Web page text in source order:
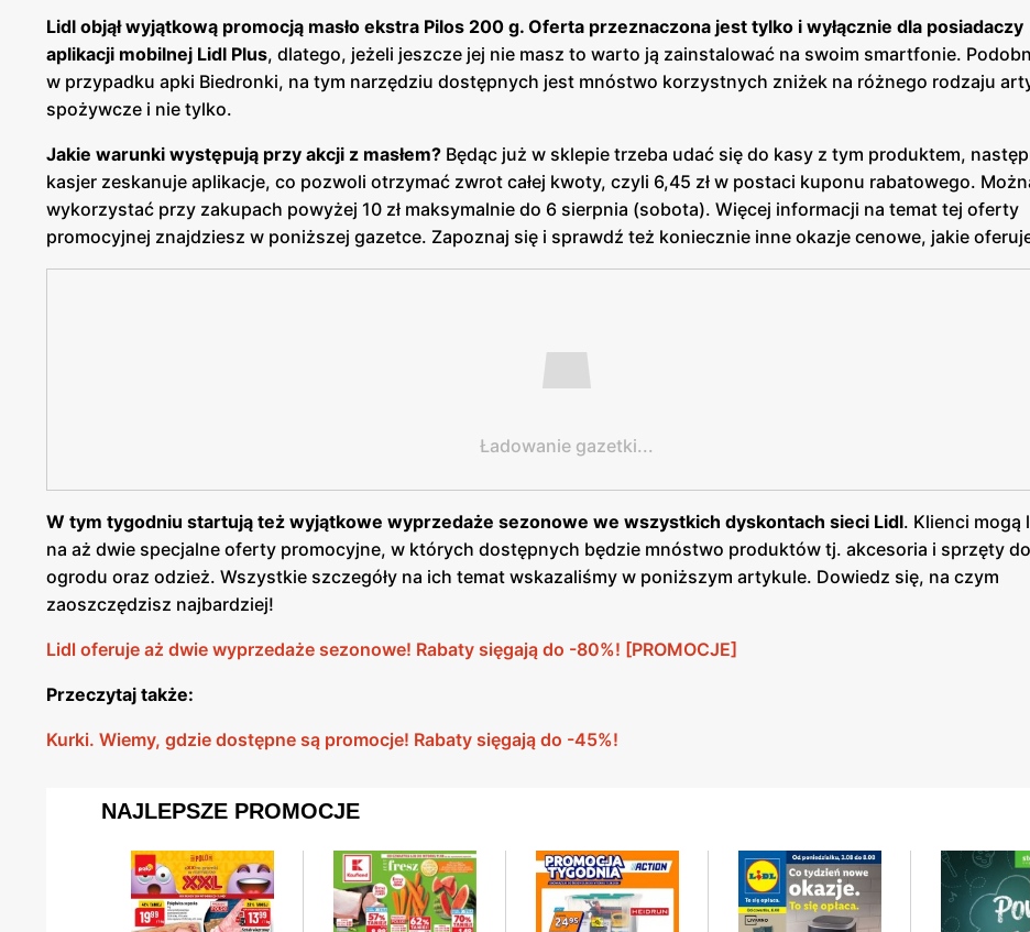
Lidl objął wyjątkową promocją masło ekstra Pilos 200 g. Oferta przeznaczona jest tylko i wyłącznie dla posiadaczy
aplikacji mobilnej Lidl Plus, dlatego, jeżeli jeszcze jej nie masz to warto ją zainstalować na swoim smartfonie.
w przypadku apki Biedronki, na tym narzędziu dostępnych jest mnóstwo korzystnych zniżek na różnego rodzaju
spożywcze i nie tylko.
Jakie warunki występują przy akcji z masłem? Będąc już w sklepie trzeba udać się do kasy z tym produktem,
kasjer zeskanuje aplikacje, co pozwoli otrzymać zwrot całej kwoty, czyli 6,45 zł w postaci kuponu rabatowego.
wykorzystać przy zakupach powyżej 10 zł maksymalnie do 6 sierpnia (sobota). Więcej informacji na temat tej oferty
promocyjnej znajdziesz w poniższej gazetce. Zapoznaj się i sprawdź też koniecznie inne okazje cenowe, jakie
Ładowanie gazetki...
W tym tygodniu startują też wyjątkowe wyprzedaże sezonowe we wszystkich dyskontach sieci Lidl. Klienci mogą
na aż dwie specjalne oferty promocyjne, w których dostępnych będzie mnóstwo produktów tj. akcesoria i sprzęty do
ogrodu oraz odzież. Wszystkie szczegóły na ich temat wskazaliśmy w poniższym artykule. Dowiedz się, na czym
zaoszczędzisz najbardziej!
Lidl oferuje aż dwie wyprzedaże sezonowe! Rabaty sięgają do -80%! [PROMOCJE]
Przeczytaj także:
Kurki. Wiemy, gdzie dostępne są promocje! Rabaty sięgają do -45%!